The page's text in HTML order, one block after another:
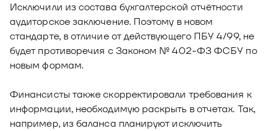
Документы
Исключили из состава бухгалтерской отчётности
аудиторское заключение. Поэтому в новом
стандарте, в отличие от действующего ПБУ 4/99, не
будет противоречия с Законом № 402-ФЗ ФСБУ по
новым формам.
Финансисты также скорректировали требования к
информации, необходимую раскрыть в отчетах. Так,
например, из баланса планируют исключить